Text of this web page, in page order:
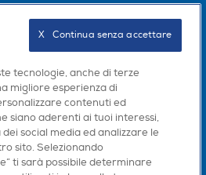
tecnologie, anche di terze
migliore esperienza di
contenuti ed
siano aderenti ai tuoi interessi,
social media ed analizzare le
sito. Selezionando
ti sarà possibile determinare
X   Continua senza accettare